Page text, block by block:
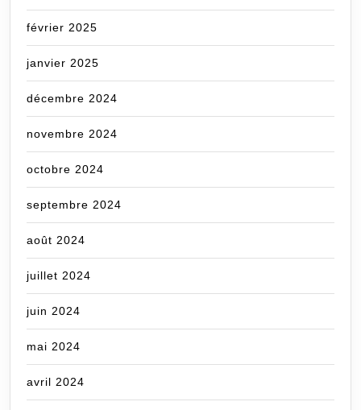
février 2025
janvier 2025
décembre 2024
novembre 2024
octobre 2024
septembre 2024
août 2024
juillet 2024
juin 2024
mai 2024
avril 2024